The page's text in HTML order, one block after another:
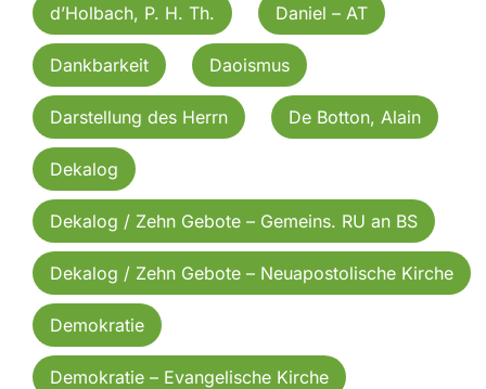
d’Holbach, P. H. Th. Daniel – AT
Dankbarkeit Daoismus
Darstellung des Herrn De Botton, Alain
Dekalog
Dekalog / Zehn Gebote – Gemeins. RU an BS
Dekalog / Zehn Gebote – Neuapostolische Kirche
Demokratie
Demokratie – Evangelische Kirche